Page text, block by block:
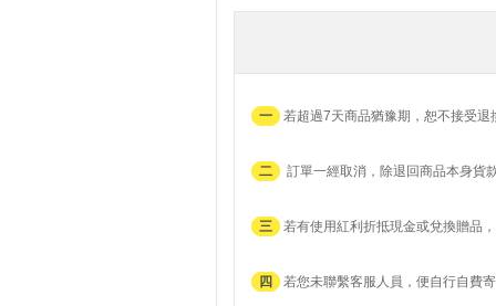
一 若超過7天商品猶豫期，恕不接受退
二 訂單一經取消，除退回商品本身貨
三 若有使用紅利折抵現金或兌換贈品
四 若您未聯繫客服人員，便自行自費